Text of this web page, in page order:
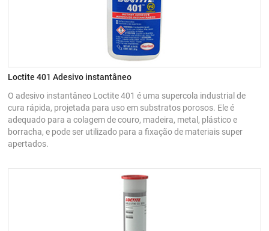
Loctite 401 Adesivo instantâneo
O adesivo instantâneo Loctite 401 é uma supercola industrial de
cura rápida, projetada para uso em substratos porosos. Ele é
adequado para a colagem de couro, madeira, metal, plástico e
borracha, e pode ser utilizado para a fixação de materiais super
apertados.